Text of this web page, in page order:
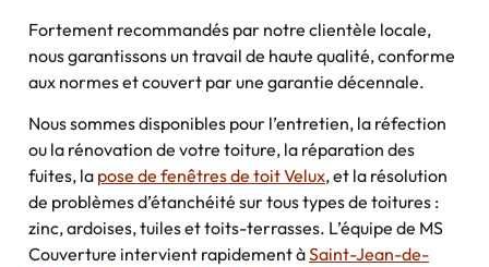
Fortement recommandés par notre clientèle locale,
nous garantissons un travail de haute qualité, conforme
aux normes et couvert par une garantie décennale.
Nous sommes disponibles pour l’entretien, la réfection
ou la rénovation de votre toiture, la réparation des
fuites, la pose de fenêtres de toit Velux, et la résolution
de problèmes d’étanchéité sur tous types de toitures :
zinc, ardoises, tuiles et toits-terrasses. L’équipe de MS
Couverture intervient rapidement àSaint-Jean-de-